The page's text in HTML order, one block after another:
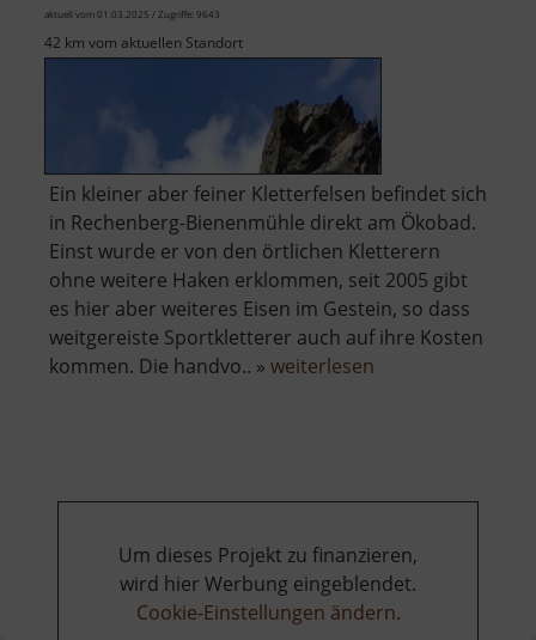
aktuell vom 01.03.2025 / Zugriffe: 9643
42 km vom aktuellen Standort
Ein kleiner aber feiner Kletterfelsen befindet sich
in Rechenberg-Bienenmühle direkt am Ökobad.
Einst wurde er von den örtlichen Kletterern
ohne weitere Haken erklommen, seit 2005 gibt
es hier aber weiteres Eisen im Gestein, so dass
weitgereiste Sportkletterer auch auf ihre Kosten
kommen. Die handvo.. » weiterlesen
Um dieses Projekt zu finanzieren,
wird hier Werbung eingeblendet.
Cookie-Einstellungen ändern.